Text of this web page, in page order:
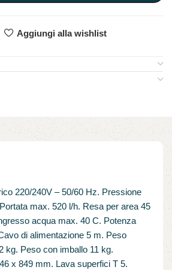
Aggiungi alla wishlist
220/240V – 50/60 Hz. Pressione
max. 520 l/h. Resa per area 45
acqua max. 40 C. Potenza
di alimentazione 5 m. Peso
kg. Peso con imballo 11 kg.
x 849 mm. Lava superfici T 5.